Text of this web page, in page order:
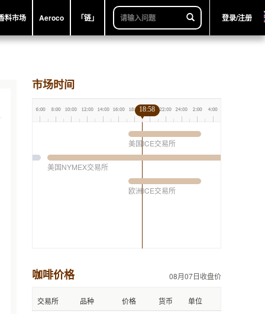
料市场 Aeroco 「链」 登录/注册
市场时间
美国ICE交易所
美国NYMEX交易所
欧洲ICE交易所
18:58
咖啡价格 08月07日收盘价
交易所 品种 价格 货币 单位